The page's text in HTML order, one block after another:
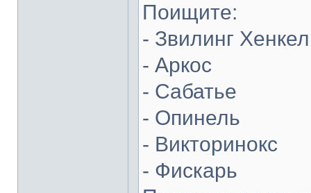
Поищите:
- Звилинг
- Аркос
- Сабатье
- Опинель
- Викторинокс
- Фискарь